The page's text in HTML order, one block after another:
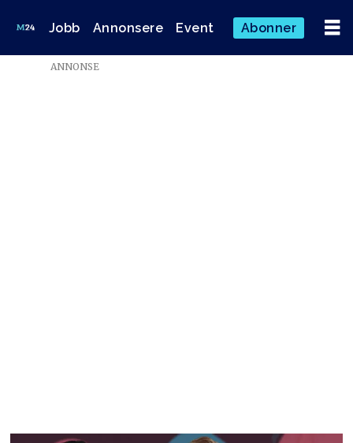
Jobb Annonsere Event Abonner
ANNONSE